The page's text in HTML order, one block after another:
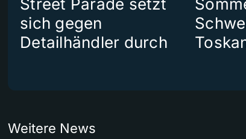
Street Parade setzt
sich gegen
Detailhändler durch
Weitere News